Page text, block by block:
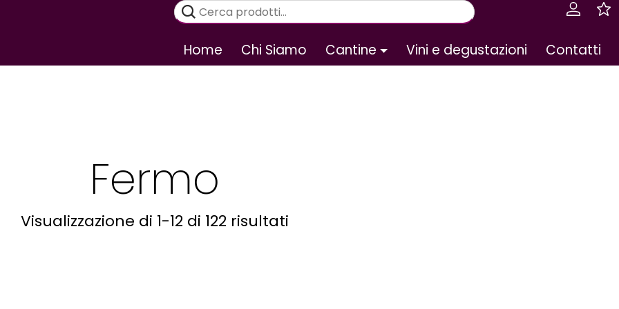
Cerca:
Home Chi Siamo Cantine Vini e degustazioni Contatti
Fermo
Visualizzazione di 1-12 di 122 risultati